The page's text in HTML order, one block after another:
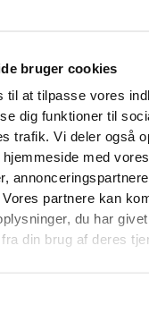
bruger cookies
til at tilpasse vores
dig funktioner til
trafik. Vi deler også
med
partnere kan
du har
din brug af deres
100 g